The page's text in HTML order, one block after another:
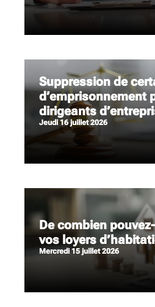
Suppression de
d’emprisonnement
dirigeants
jeudi 16 juillet 2026
De combien
vos loyers
mercredi 15 juillet 2026